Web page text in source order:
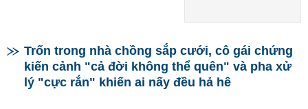
Trốn trong nhà chồng sắp cưới, cô gái chứng
kiến cảnh "cả đời không thể quên" và pha xử
lý "cực rắn" khiến ai nấy đều hả hê